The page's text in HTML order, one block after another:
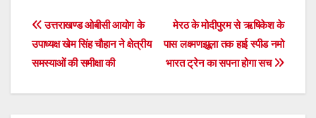
Post
navigation
मेरठ के मोदीपुरम से ऋषिकेश के
पास लक्ष्मणझूला तक हाई स्पीड नमो
भारत ट्रेन का सपना होगा सच
उत्तराखण्ड ओबीसी आयोग के
उपाध्यक्ष खेम सिंह चौहान ने क्षेत्रीय
समस्याओं की समीक्षा की